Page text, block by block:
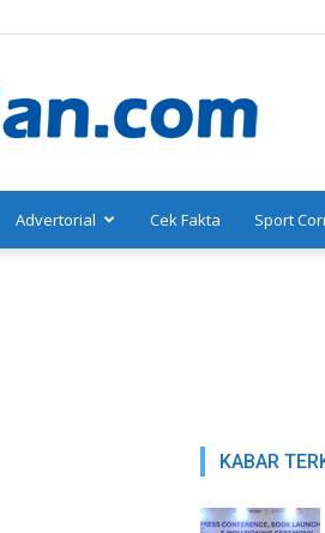
Advertorial Cek Fakta Sport
KABAR